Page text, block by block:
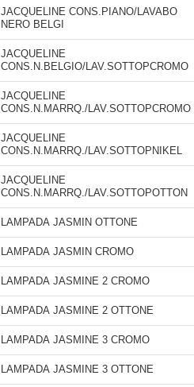
JACQUELINE CONS.PIANO/LAVABO
NERO BELGI
JACQUELINE
CONS.N.BELGIO/LAV.SOTTOPCROMO
JACQUELINE
CONS.N.MARRQ./LAV.SOTTOPCROMO
JACQUELINE
CONS.N.MARRQ./LAV.SOTTOPNIKEL
JACQUELINE
CONS.N.MARRQ./LAV.SOTTOPOTTON
LAMPADA JASMIN OTTONE
LAMPADA JASMIN CROMO
LAMPADA JASMINE 2 CROMO
LAMPADA JASMINE 2 OTTONE
LAMPADA JASMINE 3 CROMO
LAMPADA JASMINE 3 OTTONE